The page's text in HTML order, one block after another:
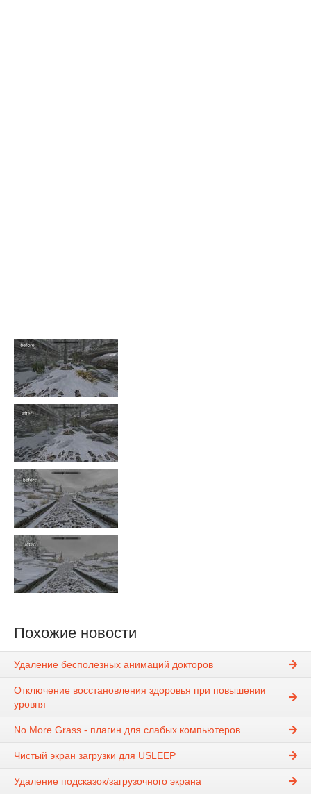
Похожие новости
Удаление бесполезных анимаций докторов
Отключение восстановления здоровья при повышении
уровня
No More Grass - плагин для слабых компьютеров
Чистый экран загрузки для USLEEP
Удаление подсказок/загрузочного экрана